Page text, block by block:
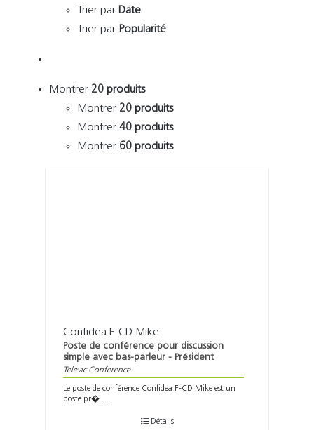
Trier par Date
Trier par Popularité
Montrer 20 produits
Montrer 20 produits
Montrer 40 produits
Montrer 60 produits
Confidea F-CD Mike
Poste de conférence pour discussion
simple avec bas-parleur - Président
Televic Conference
Le poste de conférence Confidea F-CD Mike est un
poste pr� . . .
Détails